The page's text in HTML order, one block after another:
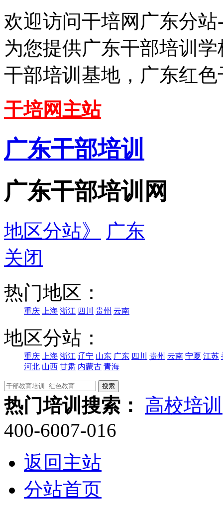
欢迎访问干培网广东分
为您提供广东干部培训
干部培训基地，广东红
干培网主站
广东干部培训
广东干部培训网
地区分站》
广东
关闭
热门地区：
重庆 上海 浙江 四川 贵州 云南
地区分站：
重庆 上海 浙江 辽宁 山东 广东 四川 贵州 云南 宁夏 江苏
河北 山西 甘肃 内蒙古 青海
热门培训搜索：
高校培训
400-6007-016
返回主站
分站首页